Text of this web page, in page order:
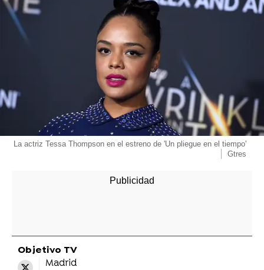
La actriz Tessa Thompson en el estreno de 'Un pliegue en el tiempo'
Gtres
Objetivo TV
Madrid